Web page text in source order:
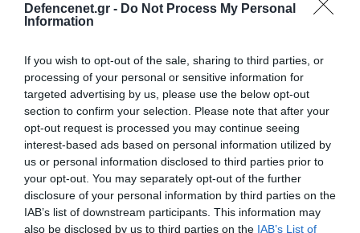
Defencenet.gr - Do Not Process My Personal
Information
If you wish to opt-out of the sale, sharing to third parties, or
processing of your personal or sensitive information for
targeted advertising by us, please use the below opt-out
section to confirm your selection. Please note that after your
opt-out request is processed you may continue seeing
interest-based ads based on personal information utilized by
us or personal information disclosed to third parties prior to
your opt-out. You may separately opt-out of the further
disclosure of your personal information by third parties on the
IAB’s list of downstream participants. This information may
also be disclosed by us to third parties on the IAB’s List of
31.05.2025 | 11:40
Πώς φτάσαμε στο φιάσκο της
Θεσσαλονίκης: Τα στελέχη της ΕΥΠ δεν
υπερασπίστηκαν ούτε τον εαυτό τους ούτε
την πατρίδα